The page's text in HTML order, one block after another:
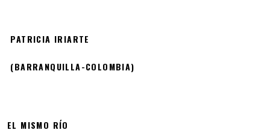
PATRICIA IRIARTE
(BARRANQUILLA-COLOMBIA)
EL MISMO RÍO